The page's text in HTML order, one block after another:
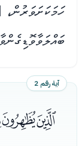
ހަމަކަށަވަރުން،
آية رقم 2